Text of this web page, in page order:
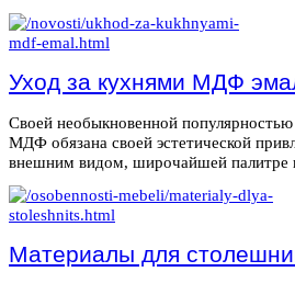
Уход за кухнями МДФ
Своей необыкновенной
МДФ обязана своей эстетической
внешним видом, широчайшей палитре
Материалы для